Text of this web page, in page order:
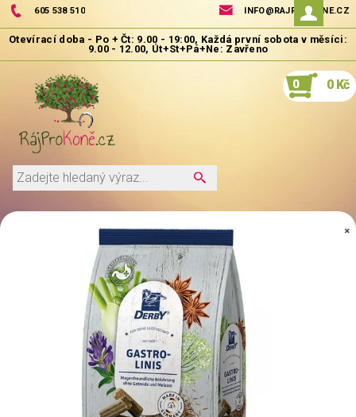
605 538 510 INFO@RAJPROKONE.CZ
0 0 Kč